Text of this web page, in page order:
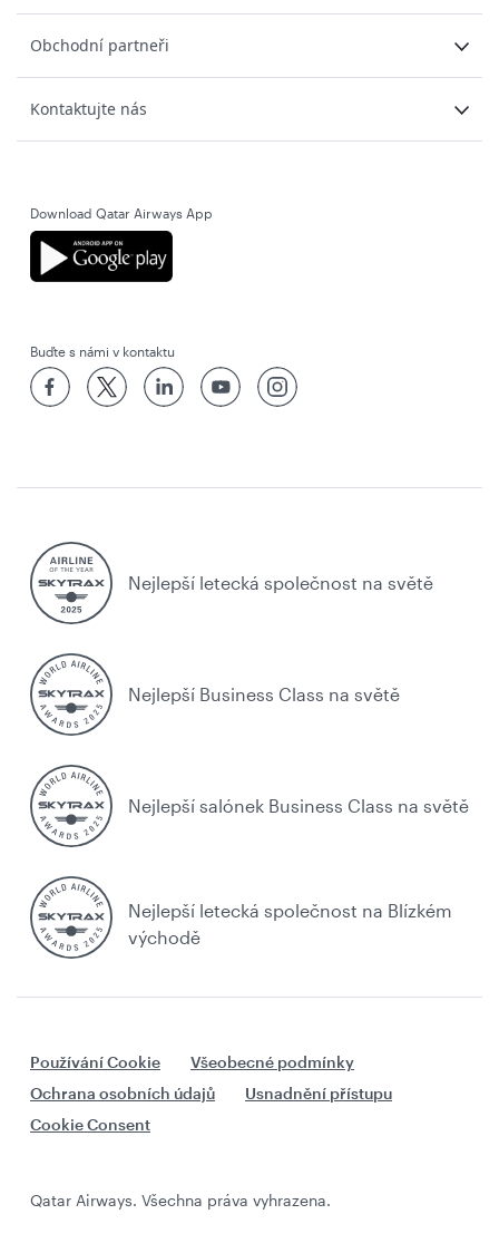
Obchodní partneři
Kontaktujte nás
Download Qatar Airways App
Buďte s námi v kontaktu
Nejlepší letecká společnost na světě
Nejlepší Business Class na světě
Nejlepší salónek Business Class na světě
Nejlepší letecká společnost na Blízkém
východě
Používání Cookie
Všeobecné podmínky
Ochrana osobních údajů
Usnadnění přístupu
Cookie Consent
Qatar Airways. Všechna práva vyhrazena.